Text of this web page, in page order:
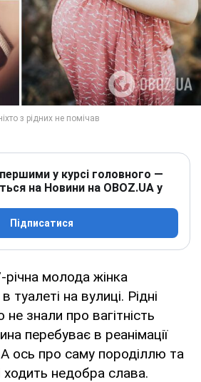
у курсі головного —
на Новини на OBOZ.UA у
Підписатися
річна молода жінка
туалеті на вулиці. Рідні
знали про вагітність
перебуває в реанімації
А ось про саму породіллю та
ходить недобра слава.